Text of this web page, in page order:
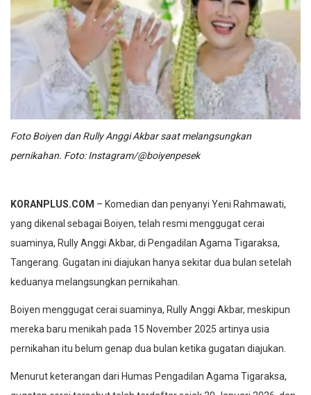
Foto Boiyen dan Rully Anggi Akbar saat melangsungkan
pernikahan. Foto: Instagram/@boiyenpesek
KORANPLUS.COM – Komedian dan penyanyi Yeni Rahmawati,
yang dikenal sebagai Boiyen, telah resmi menggugat cerai
suaminya, Rully Anggi Akbar, di Pengadilan Agama Tigaraksa,
Tangerang. Gugatan ini diajukan hanya sekitar dua bulan setelah
keduanya melangsungkan pernikahan.
Boiyen menggugat cerai suaminya, Rully Anggi Akbar, meskipun
mereka baru menikah pada 15 November 2025 artinya usia
pernikahan itu belum genap dua bulan ketika gugatan diajukan.
Menurut keterangan dari Humas Pengadilan Agama Tigaraksa,